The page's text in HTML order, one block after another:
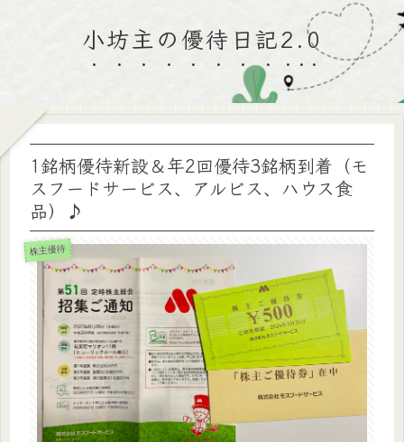
小坊主の優待日記2.0
1銘柄優待新設＆年2回優待3銘柄到着（モ
スフードサービス、アルビス、ハウス食
品）♪
株主優待